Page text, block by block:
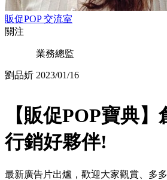
販促POP 交流室
關注
劉品妡
業務總監
2023/01/16
【販促POP寶典
行銷好夥伴!
最新廣告片出爐，歡迎大家觀賞、多